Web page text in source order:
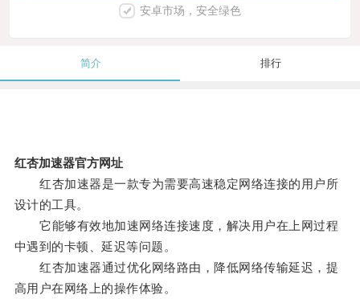
安卓市场，安全绿色
简介 排行
红杏加速器官方网址
红杏加速器是一款专为需要高速稳定网络连接的用户所
设计的工具。
它能够有效地加速网络连接速度，解决用户在上网过程
中遇到的卡顿、延迟等问题。
红杏加速器通过优化网络路由，降低网络传输延迟，提
高用户在网络上的操作体验。